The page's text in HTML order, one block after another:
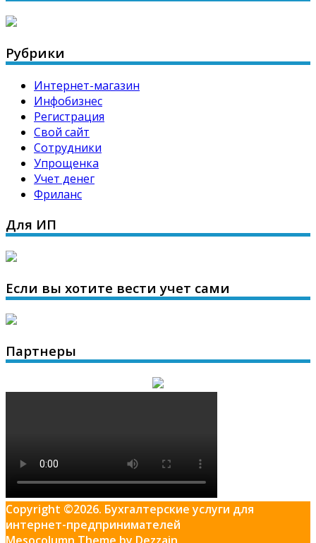
Рубрики
Интернет-магазин
Инфобизнес
Регистрация
Свой сайт
Сотрудники
Упрощенка
Учет денег
Фриланс
Для ИП
Если вы хотите вести учет сами
Партнеры
Copyright ©2026. Бухгалтерские услуги для
интернет-предпринимателей